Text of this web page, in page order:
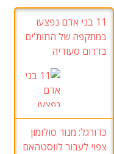
11 בני אדם נפצעו
במתקפה של החות'ים
בדרום סעודיה
כדורגל: מנור סולומון
צפוי לעבור לווסטהאם